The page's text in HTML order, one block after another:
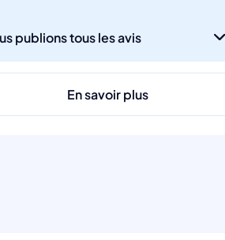
publions tous les avis
En savoir plus